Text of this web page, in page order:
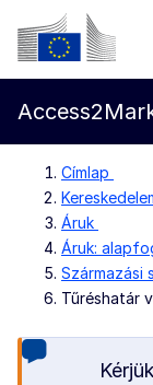
Ugrás a fő
Európai
Címlap
Áruk
Áruk:
Származási
Tűréshatár